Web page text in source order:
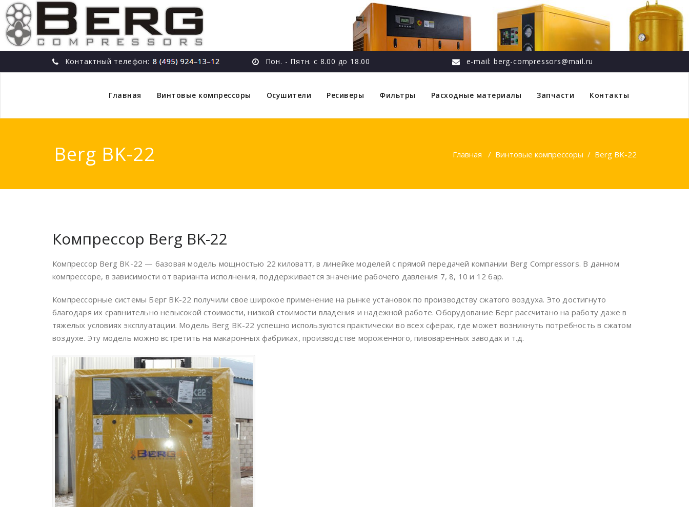
Контактный телефон: Пон. - Пятн. с 8.00 до 18.00 e-mail: berg-compressors@mail.ru
Главная Винтовые компрессоры Осушители Ресиверы Фильтры Расходные материалы Запчасти Контакты
Berg BK-22 Главная / Винтовые компрессоры / Berg BK-22
Компрессор Berg BK-22
Компрессор Berg BK-22 — базовая модель мощностью 22 киловатт, в линейке моделей с прямой передачей компании Berg Compressors. В данном
компрессоре, в зависимости от варианта исполнения, поддерживается значение рабочего давления 7, 8, 10 и 12 бар.
Компрессорные системы Берг ВК-22 получили свое широкое применение на рынке установок по производству сжатого воздуха. Это достигнуто
благодаря их сравнительно невысокой стоимости, низкой стоимости владения и надежной работе. Оборудование Берг рассчитано на работу даже в
тяжелых условиях эксплуатации. Модель Berg BK-22 успешно используются практически во всех сферах, где может возникнуть потребность в сжатом
воздухе. Эту модель можно встретить на макаронных фабриках, производстве мороженного, пивоваренных заводах и т.д.